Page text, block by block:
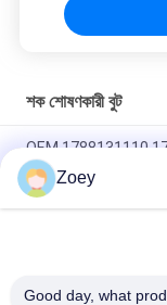
শক শোষণকারী বুট
OEM 1788131110
এয়ার ইনটেক পাইপ টিউব
৪৫৫৩৫-২৮০২০ ৪৫৫৩৫-
28323-AG000
Zoey
Good day, what